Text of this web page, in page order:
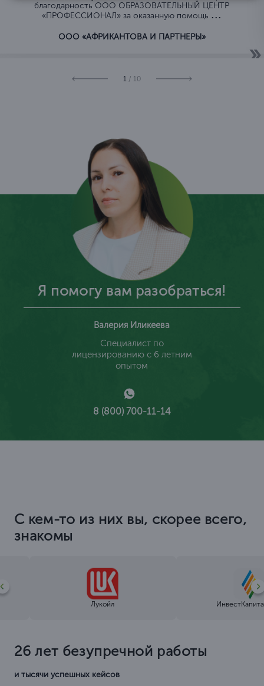
благодарность ООО ОБРАЗОВАТЕЛЬНЫЙ ЦЕНТР
«ПРОФЕССИОНАЛ» за оказанную помощь ...
ООО «АФРИКАНТОВА И ПАРТНЕРЫ»
1 / 10
Я помогу вам разобраться!
Валерия Иликеева
Специалист по
лицензированию с 6 летним
опытом
8 (800) 700-11-14
С кем-то из них вы, скорее всего,
знакомы
Лукойл
26 лет безупречной работы
и тысячи успешных кейсов